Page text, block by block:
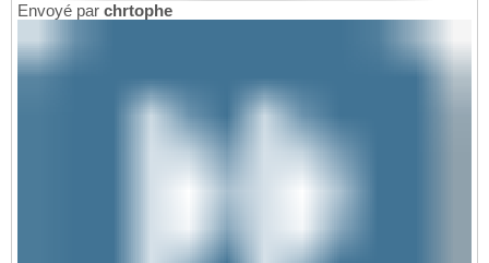
Envoyé par chrtophe